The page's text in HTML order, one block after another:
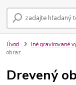
Úvod Iné gravírované
obraz
Drevený